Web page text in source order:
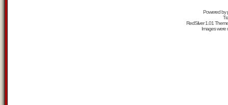
Powered by
RedSilver 1.01
Images were